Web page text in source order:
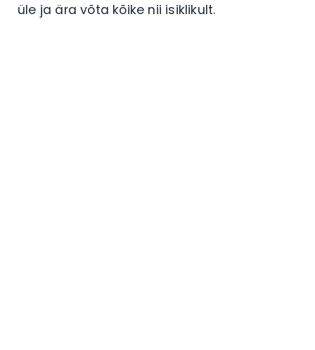
üle ja ära võta kõike nii isiklikult.